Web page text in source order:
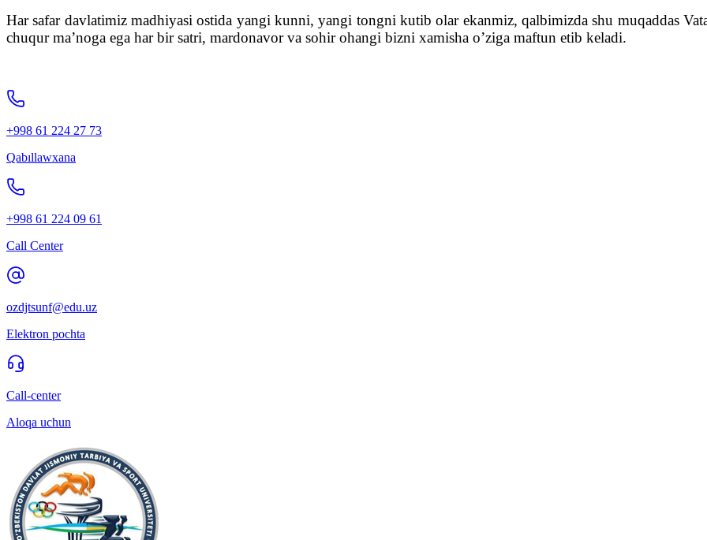
Har safar davlatimiz madhiyasi ostida yangi kunni, yangi tongni kutib olar ekanmiz, qalbimizda shu muqaddas
chuqur ma’noga ega har bir satri, mardonavor va sohir ohangi bizni xamisha o’ziga maftun etib keladi.
+998 61 224 27 73
Qabıllawxana
+998 61 224 09 61
Call Center
ozdjtsunf@edu.uz
Elektron pochta
Call-center
Aloqa uchun